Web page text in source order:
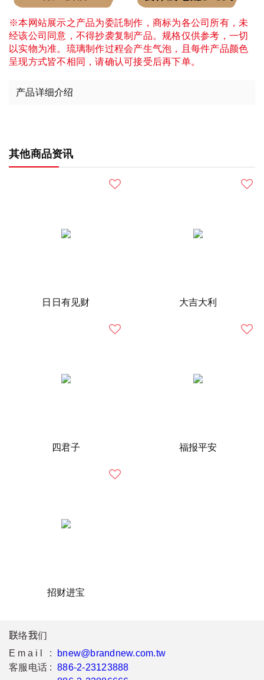
※本网站展示之产品为委託制作，商标为各公司所有，未
经该公司同意，不得抄袭复制产品。规格仅供参考，一切
以实物为准。琉璃制作过程会产生气泡，且每件产品颜色
呈现方式皆不相同，请确认可接受后再下单。
产品详细介绍
其他商品资讯
日日有见财 大吉大利
四君子 福报平安
招财进宝
联络我们
Email :
bnew@brandnew.com.tw
客服电话 : 886-2-23123888